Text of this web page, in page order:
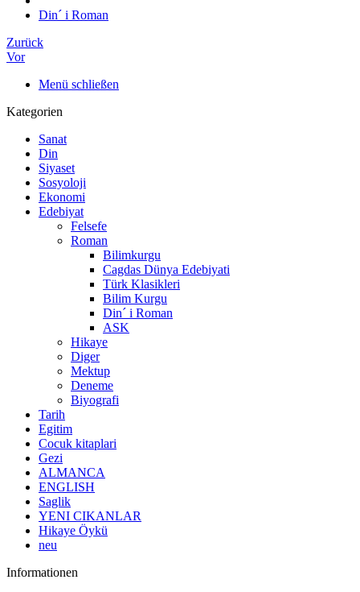
Din´ i Roman
Zurück
Vor
Menü schließen
Kategorien
Sanat
Din
Siyaset
Sosyoloji
Ekonomi
Edebiyat
Felsefe
Roman
Bilimkurgu
Cagdas Dünya Edebiyati
Türk Klasikleri
Bilim Kurgu
Din´ i Roman
ASK
Hikaye
Diger
Mektup
Deneme
Biyografi
Tarih
Egitim
Cocuk kitaplari
Gezi
ALMANCA
ENGLISH
Saglik
YENI CIKANLAR
Hikaye Öykü
neu
Informationen